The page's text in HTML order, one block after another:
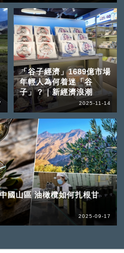
「谷子經濟」1689億市場
年輕人為何着迷「谷
子」？｜新經濟浪潮
2025-11-14
國山區 油橄欖如何扎根甘
2025-09-17